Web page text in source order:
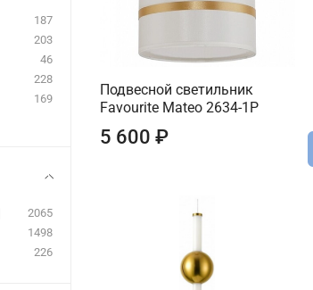
Подвесной светильник
Favourite Mateo 2634-1P
5 600 ₽
187
203
46
228
169
2065
1498
226